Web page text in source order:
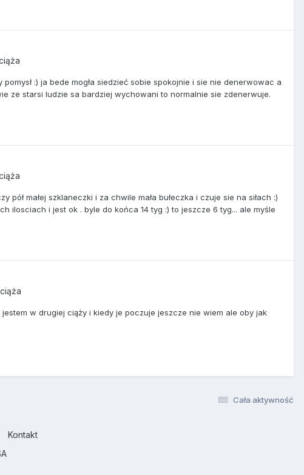
:) ja bede mogła siedzieć sobie spokojnie i sie nie denerwowac a
ze starsi ludzie sa bardziej wychowani to normalnie sie zdenerwuje.
pół małej szklaneczki i za chwile mała bułeczka i czuje sie na siłach :)
ilosciach i jest ok . byle do końca 14 tyg :) to jeszcze 6 tyg... ale myśle
w drugiej ciąży i kiedy je poczuje jeszcze nie wiem ale oby jak
Cała aktywność
Kontakt